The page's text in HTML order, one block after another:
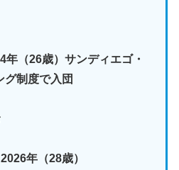
（26歳）サンディエゴ・
グ制度で入団
年（28歳）